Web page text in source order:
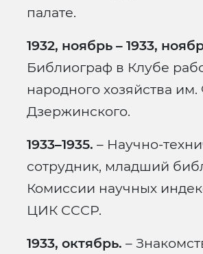
палате.
1932, ноябрь – 1933,
Библиограф в Клубе
народного хозяйства им.
Дзержинского.
1933–1935. – Научно-
сотрудник, младший
Комиссии научных
ЦИК СССР.
1933, октябрь. –